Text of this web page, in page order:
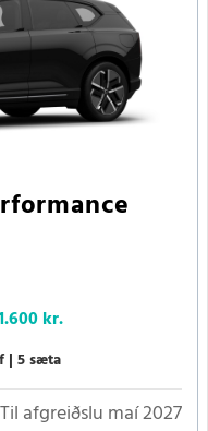
kr.
5 sæta
Til afgreiðslu maí 2027